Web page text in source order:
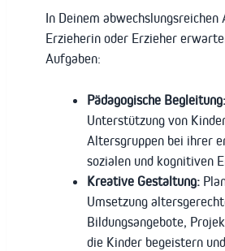
In Deinem abwechslungsreichen
Erzieherin oder Erzieher
Aufgaben:
Pädagogische Begleitung:
Unterstützung von
Altersgruppen bei ihrer
sozialen und kognitiven
Kreative Gestaltung:
Umsetzung
Bildungsangebote,
die Kinder begeistern